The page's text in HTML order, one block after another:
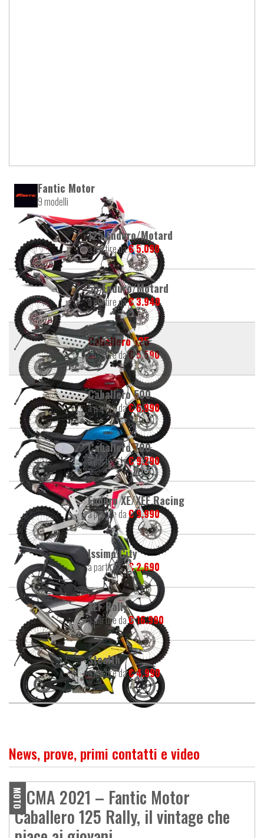
Fantic Motor
9 modelli
125 Enduro/Motard
a partire da€ 5.090
50 Enduro/Motard
a partire da€ 3.940
Caballero 125
a partire da€ 5.590
Caballero 500
a partire da€ 6.990
Caballero 700
a partire da€ 9.290
Enduro XE/XEF Racing
a partire da€ 9.990
Issimo City
a partire da€ 2.690
XEF Rally
a partire da€ 16.990
Stealth
a partire da€ 4.990
News, prove, primi contatti e video
MOTO
EICMA 2021 – Fantic Motor
Caballero 125 Rally, il vintage che